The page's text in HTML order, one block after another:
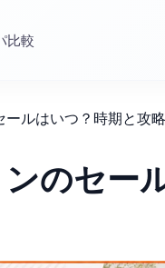
比較
ールはいつ？時期と攻
ンのセー